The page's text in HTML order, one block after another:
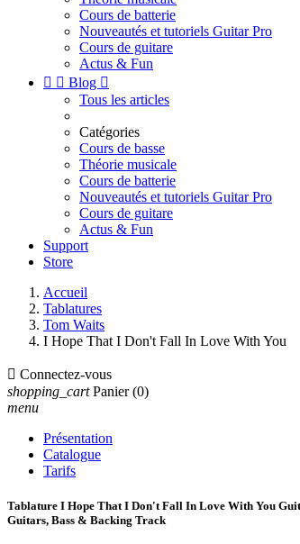
Cours de batterie
Nouveautés et tutoriels Guitar Pro
Cours de guitare
Actus & Fun
  Blog 
Tous les articles
Catégories
Cours de basse
Théorie musicale
Cours de batterie
Nouveautés et tutoriels Guitar Pro
Cours de guitare
Actus & Fun
Support
Store
Accueil
Tablatures
Tom Waits
I Hope That I Don't Fall In Love With You
 Connectez-vous
shopping_cart Panier (0)
menu
Présentation
Catalogue
Tarifs
Tablature I Hope That I Don't Fall In Love With You
Guitars, Bass & Backing Track